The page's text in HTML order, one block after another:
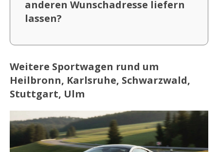
anderen Wunschadresse liefern
lassen?
Weitere Sportwagen rund um
Heilbronn, Karlsruhe, Schwarzwald,
Stuttgart, Ulm